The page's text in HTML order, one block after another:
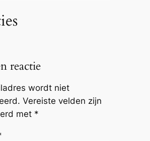
reactie
wordt niet
Vereiste velden zijn
met *